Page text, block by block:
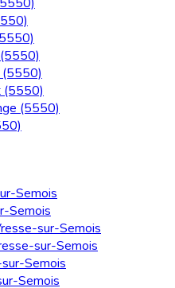
(5550)
(5550)
(5550)
Semois
Semois
sur-Semois
sur-Semois
Semois
Semois